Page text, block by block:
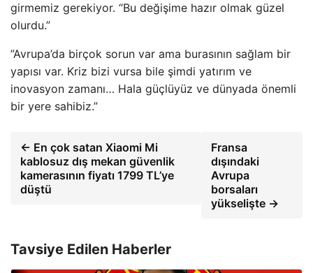
girmemiz gerekiyor. “Bu değişime hazır olmak güzel
olurdu.”
”Avrupa’da birçok sorun var ama burasının sağlam bir
yapısı var. Kriz bizi vursa bile şimdi yatırım ve
inovasyon zamanı… Hala güçlüyüz ve dünyada önemli
bir yere sahibiz.”
← En çok satan Xiaomi Mi
kablosuz dış mekan güvenlik
kamerasının fiyatı 1799 TL’ye
düştü
Fransa
dışındaki
Avrupa
borsaları
yükselişte →
Tavsiye Edilen Haberler